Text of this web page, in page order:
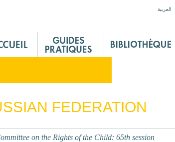
العربية
FEDERATION
on the Rights of the Child: 65th session